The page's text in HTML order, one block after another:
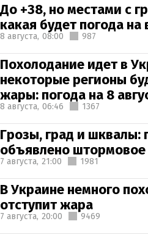
До +38, но местами с
какая будет погода
8 августа, 08:00 987
Похолодание идет в
некоторые регионы
жары: погода на 8
8 августа, 06:46 1367
Грозы, град и шквалы:
объявлено
7 августа, 21:00 1981
В Украине немного
отступит жара
7 августа, 20:00 9469